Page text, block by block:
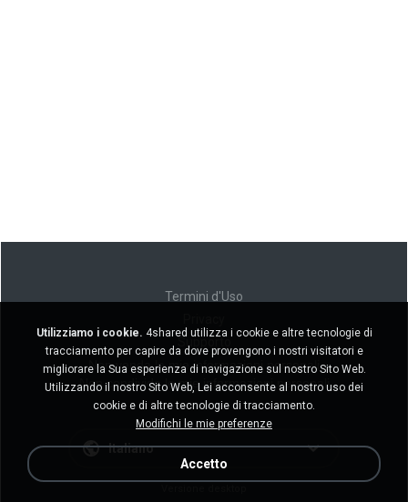
Termini d'Uso
Non venda le mie informazioni personali
Non condivida le mie informazioni personali
Italiano
Utilizziamo i cookie. 4shared utilizza i cookie e altre tecnologie di
tracciamento per capire da dove provengono i nostri visitatori e
migliorare la Sua esperienza di navigazione sul nostro Sito Web.
Utilizzando il nostro Sito Web, Lei acconsente al nostro uso dei
cookie e di altre tecnologie di tracciamento.
Modifichi le mie preferenze
Accetto